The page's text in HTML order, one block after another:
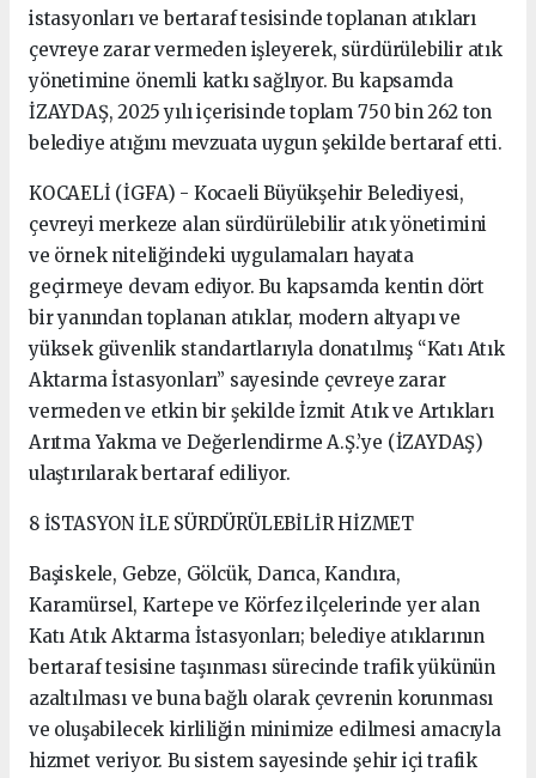
istasyonları ve bertaraf tesisinde toplanan atıkları
çevreye zarar vermeden işleyerek, sürdürülebilir atık
yönetimine önemli katkı sağlıyor. Bu kapsamda
İZAYDAŞ, 2025 yılı içerisinde toplam 750 bin 262 ton
belediye atığını mevzuata uygun şekilde bertaraf etti.
KOCAELİ (İGFA) - Kocaeli Büyükşehir Belediyesi,
çevreyi merkeze alan sürdürülebilir atık yönetimini
ve örnek niteliğindeki uygulamaları hayata
geçirmeye devam ediyor. Bu kapsamda kentin dört
bir yanından toplanan atıklar, modern altyapı ve
yüksek güvenlik standartlarıyla donatılmış “Katı Atık
Aktarma İstasyonları” sayesinde çevreye zarar
vermeden ve etkin bir şekilde İzmit Atık ve Artıkları
Arıtma Yakma ve Değerlendirme A.Ş.’ye (İZAYDAŞ)
ulaştırılarak bertaraf ediliyor.
8 İSTASYON İLE SÜRDÜRÜLEBİLİR HİZMET
Başiskele, Gebze, Gölcük, Darıca, Kandıra,
Karamürsel, Kartepe ve Körfez ilçelerinde yer alan
Katı Atık Aktarma İstasyonları; belediye atıklarının
bertaraf tesisine taşınması sürecinde trafik yükünün
azaltılması ve buna bağlı olarak çevrenin korunması
ve oluşabilecek kirliliğin minimize edilmesi amacıyla
hizmet veriyor. Bu sistem sayesinde şehir içi trafik